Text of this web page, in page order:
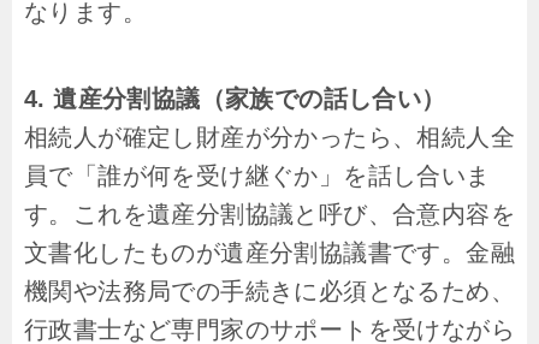
なります。
4. 遺産分割協議（家族での話し合い）
相続人が確定し財産が分かったら、相続人全
員で「誰が何を受け継ぐか」を話し合いま
す。これを遺産分割協議と呼び、合意内容を
文書化したものが遺産分割協議書です。金融
機関や法務局での手続きに必須となるため、
行政書士など専門家のサポートを受けながら